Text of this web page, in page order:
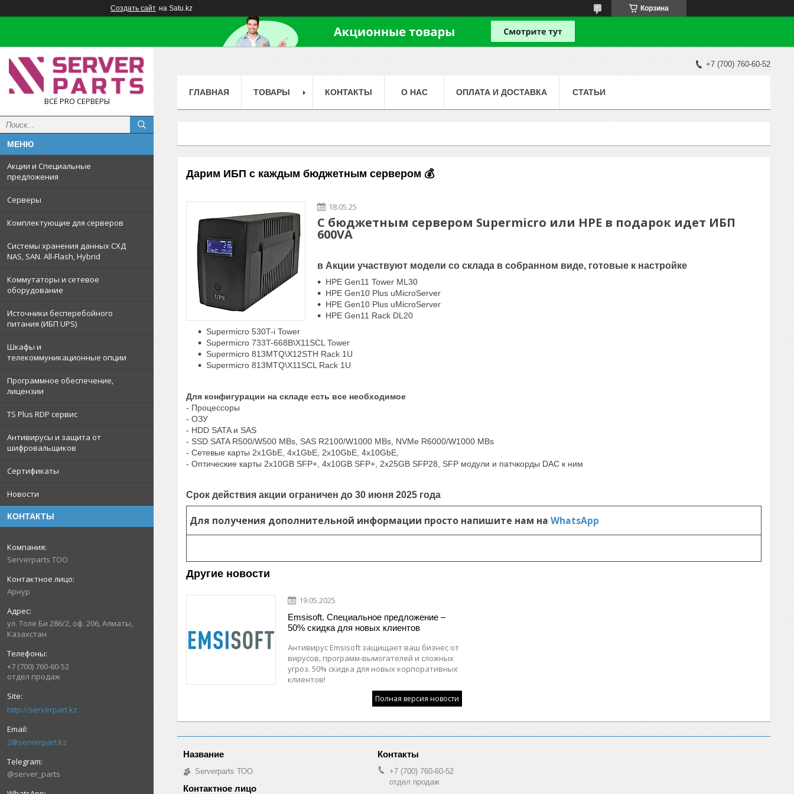
Создать сайт на Satu.kz Корзина
ВСЁ PRO СЕРВЕРЫ
Акции и Специальные
предложения
Серверы
Комплектующие для серверов
Системы хранения данных СХД
NAS, SAN. All-Flash, Hybrid
Коммутаторы и сетевое
оборудование
Источники бесперебойного
питания (ИБП UPS)
Шкафы и
телекоммуникационные опции
Программное обеспечение,
лицензии
TS Plus RDP сервис
Антивирусы и защита от
шифровальщиков
Сертификаты
Новости
КОНТАКТЫ
Serverparts ТОО
Арнур
ул. Толе Би 286/2, оф. 206, Алматы,
Казахстан
+7 (700) 760-60-52
отдел продаж
http://serverpart.kz
2@serverpart.kz
@server_parts
+7 (700) 760-60-52
ГЛАВНАЯ ТОВАРЫ КОНТАКТЫ О НАС ОПЛАТА И ДОСТАВКА СТАТЬИ
Дарим ИБП с каждым бюджетным сервером 💰
18.05.25
С бюджетным сервером Supermicro или HPE в подарок идет ИБП
600VA
в Акции участвуют модели со склада в собранном виде, готовые к настройке
HPE Gen11 Tower ML30
HPE Gen10 Plus uMicroServer
HPE Gen10 Plus uMicroServer
HPE Gen11 Rack DL20
Supermicro 530T-i Tower
Supermicro 733T-668B\X11SCL Tower
Supermicro 813MTQ\X12STH Rack 1U
Supermicro 813MTQ\X11SCL Rack 1U
Для конфигурации на складе есть все необходимое
- Процессоры
- ОЗУ
- HDD SATA и SAS
- SSD SATA R500/W500 MBs, SAS R2100/W1000 MBs, NVMe R6000/W1000 MBs
- Сетевые карты 2x1GbE, 4x1GbE, 2x10GbE, 4x10GbE,
- Оптические карты 2x10GB SFP+, 4x10GB SFP+, 2x25GB SFP28, SFP модули и патчкорды DAC к ним
Срок действия акции ограничен до 30 июня 2025 года
Для получения дополнительной информации просто напишите нам на WhatsApp
Другие новости
19.05.2025
Emsisoft. Специальное предложение –
50% скидка для новых клиентов
Антивирус Emsisoft защищает ваш бизнес от
вирусов, программ-вымогателей и сложных
угроз. 50% скидка для новых корпоративных
клиентов!
Полная версия новости
Serverparts ТОО
+7 (700) 760-60-52
отдел продаж